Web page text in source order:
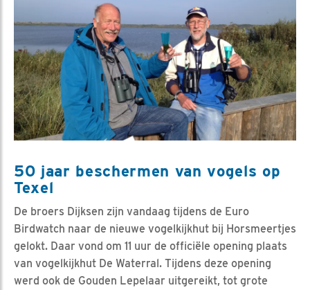
50 jaar beschermen van vogels op
Texel
De broers Dijksen zijn vandaag tijdens de Euro
Birdwatch naar de nieuwe vogelkijkhut bij Horsmeertjes
gelokt. Daar vond om 11 uur de officiële opening plaats
van vogelkijkhut De Waterral. Tijdens deze opening
werd ook de Gouden Lepelaar uitgereikt, tot grote